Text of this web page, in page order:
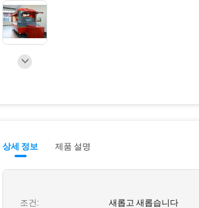
상세 정보 제품 설명
조건: 새롭고 새롭습니다